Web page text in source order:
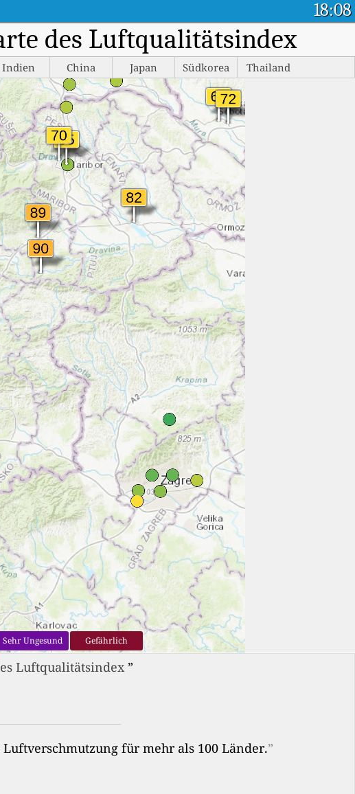
18:08
des Luftqualitätsindex
Indien China Japan Südkorea Thailand
Sehr Ungesund Gefährlich
Luftqualitätsindex”
für mehr als 100 Länder.”